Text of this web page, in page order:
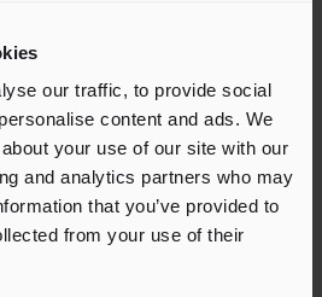
our traffic, to provide social
content and ads. We
your use of our site with our
and analytics partners who may
that you’ve provided to
from your use of their